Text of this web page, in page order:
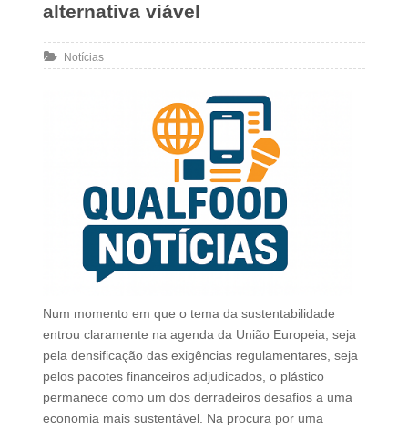
alternativa viável
Notícias
Num momento em que o tema da sustentabilidade
entrou claramente na agenda da União Europeia, seja
pela densificação das exigências regulamentares, seja
pelos pacotes financeiros adjudicados, o plástico
permanece como um dos derradeiros desafios a uma
economia mais sustentável. Na procura por uma